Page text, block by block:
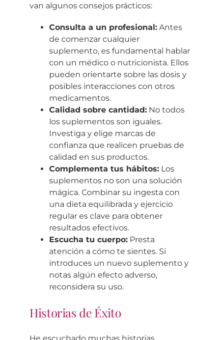
van algunos consejos prácticos:
Consulta a un profesional:Antes
de comenzar cualquier
suplemento, es fundamental hablar
con un médico o nutricionista. Ellos
pueden orientarte sobre las dosis y
posibles interacciones con otros
medicamentos.
Calidad sobre cantidad:No todos
los suplementos son iguales.
Investiga y elige marcas de
confianza que realicen pruebas de
calidad en sus productos.
Complementa tus hábitos:Los
suplementos no son una solución
mágica. Combinar su ingesta con
una dieta equilibrada y ejercicio
regular es clave para obtener
resultados efectivos.
Escucha tu cuerpo:Presta
atención a cómo te sientes. Si
introduces un nuevo suplemento y
notas algún efecto adverso,
reconsidera su uso.
Historias de Éxito